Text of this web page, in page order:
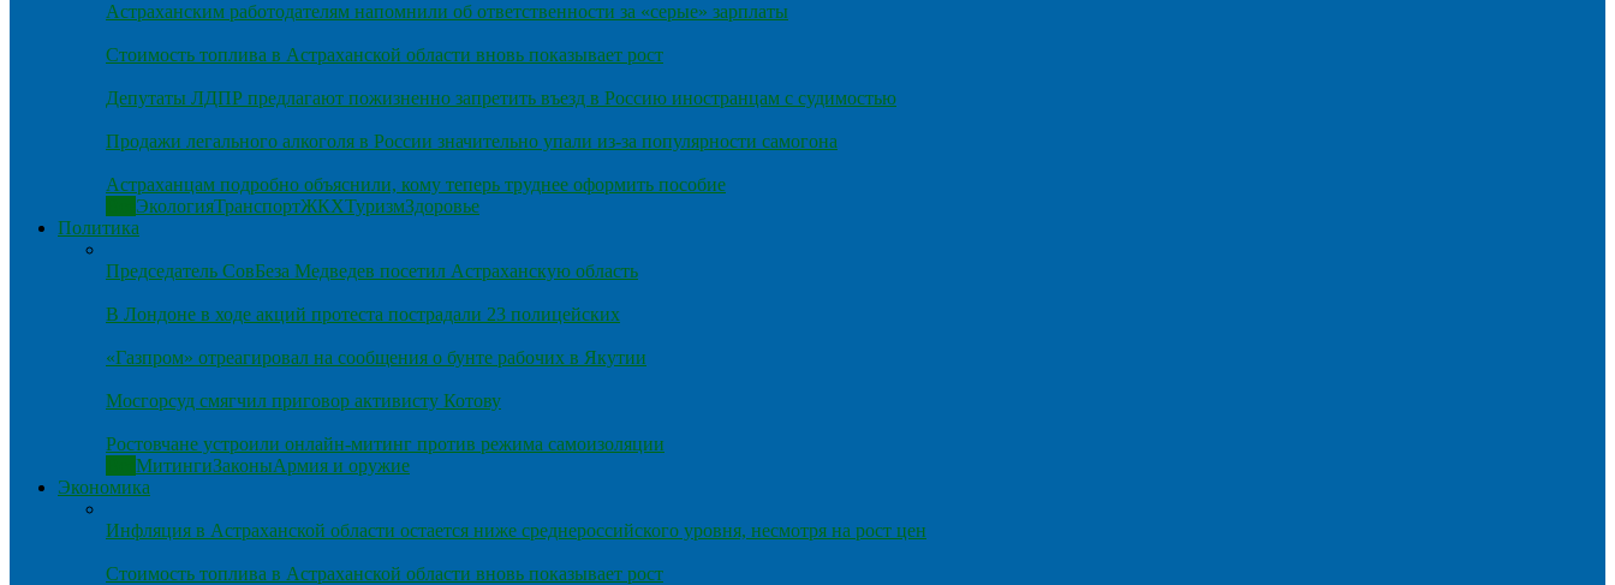
Астраханским работодателям напомнили об ответственности за «серые» зарплаты
Стоимость топлива в Астраханской области вновь показывает рост
Депутаты ЛДПР предлагают пожизненно запретить въезд в Россию иностранцам с судимостью
Продажи легального алкоголя в России значительно упали из-за популярности самогона
Астраханцам подробно объяснили, кому теперь труднее оформить пособие
ЭкологияТранспортЖКХТуризмЗдоровье
Политика
Председатель СовБеза Медведев посетил Астраханскую область
В Лондоне в ходе акций протеста пострадали 23 полицейских
«Газпром» отреагировал на сообщения о бунте рабочих в Якутии
Мосгорсуд смягчил приговор активисту Котову
Ростовчане устроили онлайн-митинг против режима самоизоляции
МитингиЗаконыАрмия и оружие
Экономика
Инфляция в Астраханской области остается ниже среднероссийского уровня, несмотря на рост цен
Стоимость топлива в Астраханской области вновь показывает рост